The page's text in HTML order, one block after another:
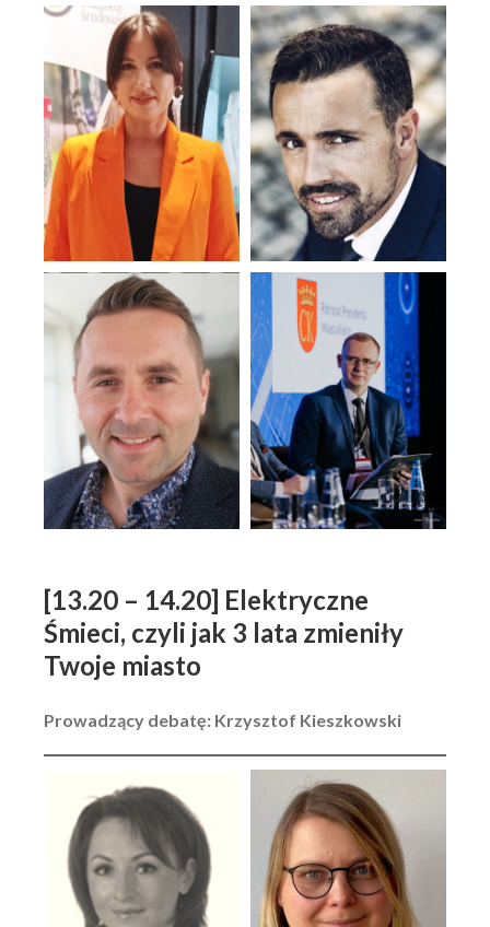
[13.20 – 14.20] Elektryczne
Śmieci, czyli jak 3 lata zmieniły
Twoje miasto
Prowadzący debatę: Krzysztof Kieszkowski